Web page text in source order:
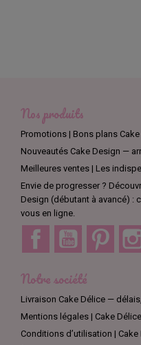
Nos produits
Promotions | Bons plans
Nouveautés Cake Design —
Meilleures ventes | Les
Envie de progresser ?
Design (débutant à avancé) :
vous en ligne.
Facebook YouTube
Notre société
Livraison Cake Délice —
Mentions légales | Cake Délice
Conditions d’utilisation | Cake